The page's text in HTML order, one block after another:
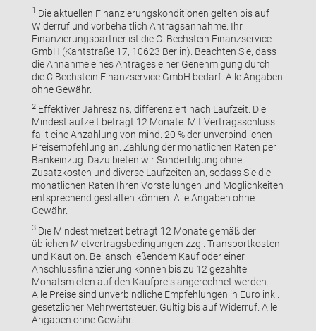
1 Die aktuellen Finanzierungskonditionen gelten bis auf
Widerruf und vorbehaltlich Antragsannahme. Ihr
Finanzierungspartner ist die C. Bechstein Finanzservice
GmbH (Kantstraße 17, 10623 Berlin). Beachten Sie, dass
die Annahme eines Antrages einer Genehmigung durch
die C.Bechstein Finanzservice GmbH bedarf. Alle Angaben
ohne Gewähr.
2Effektiver Jahreszins, differenziert nach Laufzeit. Die
Mindestlaufzeit beträgt 12 Monate. Mit Vertragsschluss
fällt eine Anzahlung von mind. 20 % der unverbindlichen
Preisempfehlung an. Zahlung der monatlichen Raten per
Bankeinzug. Dazu bieten wir Sondertilgung ohne
Zusatzkosten und diverse Laufzeiten an, sodass Sie die
monatlichen Raten Ihren Vorstellungen und Möglichkeiten
entsprechend gestalten können. Alle Angaben ohne
Gewähr.
3Die Mindestmietzeit beträgt 12 Monate gemäß der
üblichen Mietvertragsbedingungen zzgl. Transportkosten
und Kaution. Bei anschließendem Kauf oder einer
Anschlussfinanzierung können bis zu 12 gezahlte
Monatsmieten auf den Kaufpreis angerechnet werden.
Alle Preise sind unverbindliche Empfehlungen in Euro inkl.
gesetzlicher Mehrwertsteuer. Gültig bis auf Widerruf. Alle
Angaben ohne Gewähr.